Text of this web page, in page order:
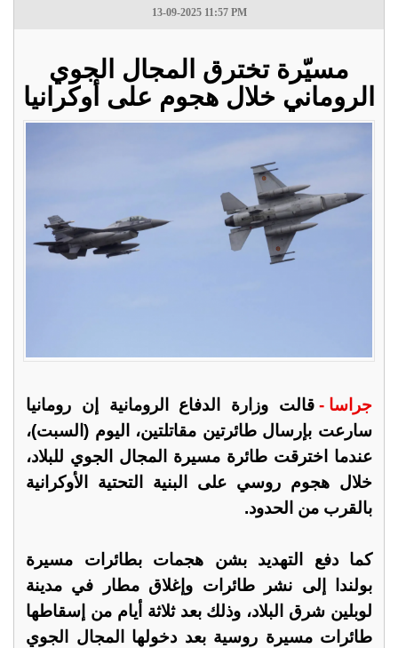
13-09-2025 11:57 PM
مسيّرة تخترق المجال الجوي
الروماني خلال هجوم على أوكرانيا
جراسا - قالت وزارة الدفاع الرومانية إن رومانيا
سارعت بإرسال طائرتين مقاتلتين، اليوم (السبت)،
عندما اخترقت طائرة مسيرة المجال الجوي للبلاد،
خلال هجوم روسي على البنية التحتية الأوكرانية
بالقرب من الحدود.
كما دفع التهديد بشن هجمات بطائرات مسيرة
بولندا إلى نشر طائرات وإغلاق مطار في مدينة
لوبلين شرق البلاد، وذلك بعد ثلاثة أيام من إسقاطها
طائرات مسيرة روسية بعد دخولها المجال الجوي